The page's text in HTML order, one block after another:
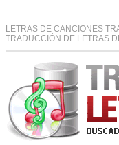
LETRAS DE CANCIONES
TRADUCCIÓN DE LETRAS